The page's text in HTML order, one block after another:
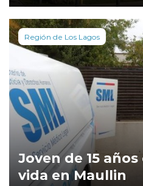
Región de Los Lagos
Joven de 15
vida en Maullin